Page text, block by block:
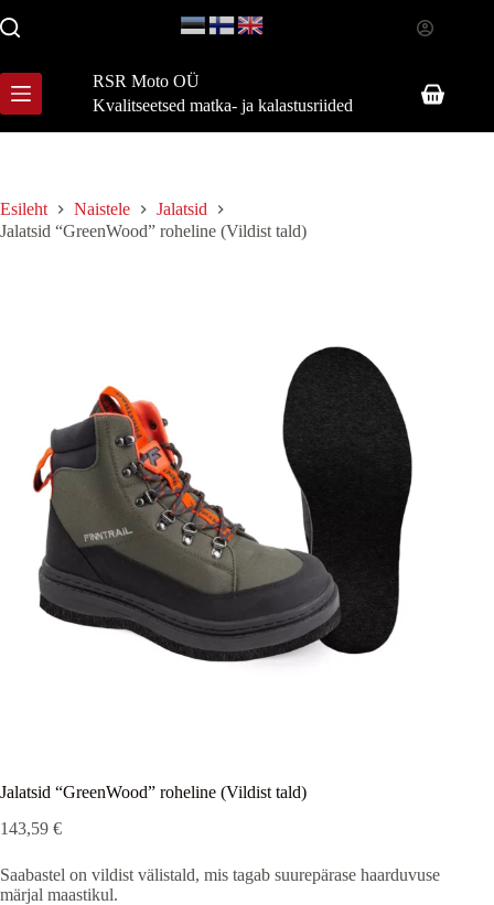
to
RSR Moto OÜ
Kvalitseetsed matka- ja kalastusriided
Shopping
Esileht Naistele
Jalatsid
Jalatsid “GreenWood” roheline (Vildist tald)
Jalatsid “GreenWood” roheline (Vildist tald)
143,59 €
Saabastel on vildist välistald, mis tagab suurepärase haarduvuse
märjal maastikul.